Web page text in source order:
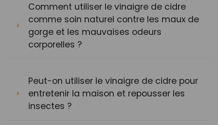
Comment utiliser le vinaigre de cidre
comme soin naturel contre les maux de
gorge et les mauvaises odeurs
corporelles ?
Peut-on utiliser le vinaigre de cidre pour
entretenir la maison et repousser les
insectes ?